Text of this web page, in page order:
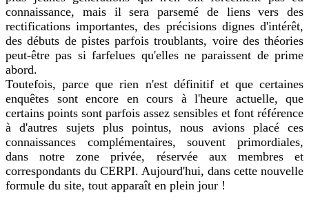
connaissance, mais il sera parsemé de liens vers des
rectifications importantes, des précisions dignes d'intérêt,
des débuts de pistes parfois troublants, voire des théories
peut-être pas si farfelues qu'elles ne paraissent de prime
abord.
Toutefois, parce que rien n'est définitif et que certaines
enquêtes sont encore en cours à l'heure actuelle, que
certains points sont parfois assez sensibles et font référence
à d'autres sujets plus pointus, nous avions placé ces
connaissances complémentaires, souvent primordiales,
dans notre zone privée, réservée aux membres et
correspondants du CERPI. Aujourd'hui, dans cette nouvelle
formule du site, tout apparaît en plein jour !